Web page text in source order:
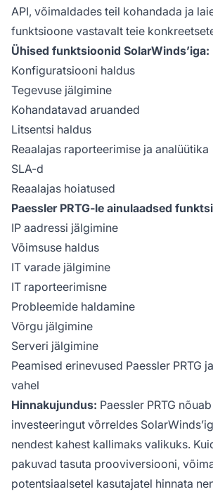
API, võimaldades teil kohandada ja
funktsioone vastavalt teie
Ühised funktsioonid SolarWinds’iga:
Konfiguratsiooni haldus
Tegevuse jälgimine
Kohandatavad aruanded
Litsentsi haldus
Reaalajas raporteerimise ja analüütika
SLA-d
Reaalajas hoiatused
Paessler PRTG-le ainulaadsed
IP aadressi jälgimine
Võimsuse haldus
IT varade jälgimine
IT raporteerimisne
Probleemide haldamine
Võrgu jälgimine
Serveri jälgimine
Peamised erinevused Paessler PRTG
vahel
Hinnakujundus: Paessler PRTG
investeeringut võrreldes
nendest kahest kallimaks valikuks.
pakuvad tasuta prooviversiooni,
potentsiaalsetel kasutajatel hinnata